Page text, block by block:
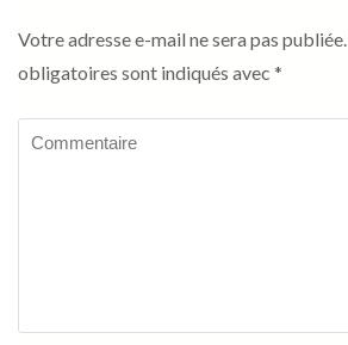
Votre adresse e-mail ne sera pas publiée.
obligatoires sont indiqués avec *
Commentaire